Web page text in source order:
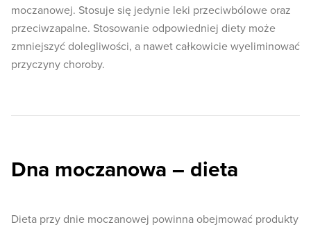
moczanowej. Stosuje się jedynie leki przeciwbólowe oraz
przeciwzapalne. Stosowanie odpowiedniej diety może
zmniejszyć dolegliwości, a nawet całkowicie wyeliminować
przyczyny choroby.
Dna moczanowa – dieta
Dieta przy dnie moczanowej powinna obejmować produkty